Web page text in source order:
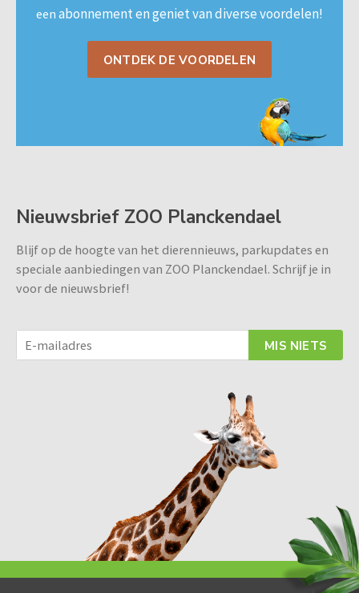
een abonnement en geniet van diverse voordelen!
ONTDEK DE VOORDELEN
Nieuwsbrief ZOO Planckendael
Blijf op de hoogte van het dierennieuws, parkupdates en
speciale aanbiedingen van ZOO Planckendael. Schrijf je in
voor de nieuwsbrief!
MIS NIETS